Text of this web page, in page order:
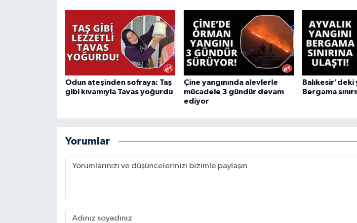
Odun ateşinden sofraya: Taş
gibi kıvamıyla Tavas yoğurdu
Çine yangınında alevlerle
mücadele 3 gündür devam
ediyor
Balıkesir'deki
Bergama
Yorumlar